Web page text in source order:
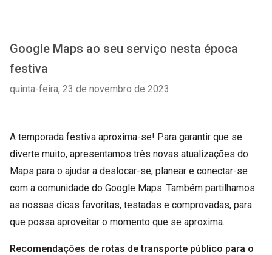
Google Maps ao seu serviço nesta época
festiva
quinta-feira, 23 de novembro de 2023
A temporada festiva aproxima-se! Para garantir que se
diverte muito, apresentamos três novas atualizações do
Maps para o ajudar a deslocar-se, planear e conectar-se
com a comunidade do Google Maps. Também partilhamos
as nossas dicas favoritas, testadas e comprovadas, para
que possa aproveitar o momento que se aproxima.
Recomendações de rotas de transporte público para o